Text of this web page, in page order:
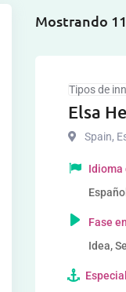
Mostrando
Tipos de
Elsa
Spain,
Idioma
Fase
Idea,